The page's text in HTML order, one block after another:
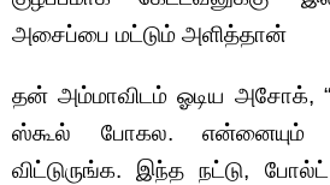
அசைப்பை மட்டும் அளித்தான்
தன் அம்மாவிடம் ஓடிய அசோக்,
ஸ்கூல் போகல. என்னையும்
விட்டுருங்க. இந்த நட்டு,